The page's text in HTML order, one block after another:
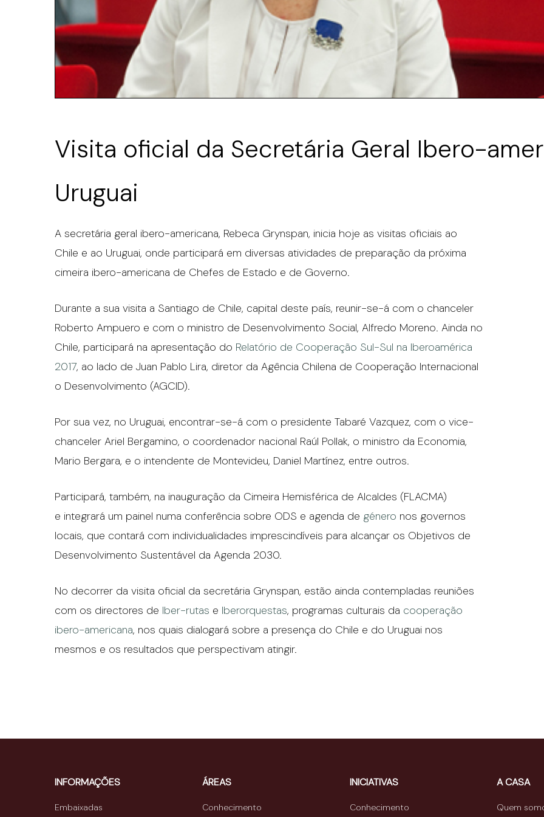
Visita oficial da Secretária Geral Ibero-
Uruguai
A secretária geral ibero-americana, Rebeca Grynspan, inicia hoje as visitas oficiais ao
Chile e ao Uruguai, onde participará em diversas atividades de preparação da próxima
cimeira ibero-americana de Chefes de Estado e de Governo.
Durante a sua visita a Santiago de Chile, capital deste país, reunir-se-á com o chanceler
Roberto Ampuero e com o ministro de Desenvolvimento Social, Alfredo Moreno. Ainda no
Chile, participará na apresentação do Relatório de Cooperação Sul-Sul na Iberoamérica
2017, ao lado de Juan Pablo Lira, diretor da Agência Chilena de Cooperação Internacional
o Desenvolvimento (AGCID).
Por sua vez, no Uruguai, encontrar-se-á com o presidente Tabaré Vazquez, com o vice-
chanceler Ariel Bergamino, o coordenador nacional Raúl Pollak, o ministro da Economia,
Mario Bergara, e o intendente de Montevideu, Daniel Martínez, entre outros.
Participará, também, na inauguração da Cimeira Hemisférica de Alcaldes (FLACMA)
e integrará um painel numa conferência sobre ODS e agenda de género nos governos
locais, que contará com individualidades imprescindíveis para alcançar os Objetivos de
Desenvolvimento Sustentável da Agenda 2030.
No decorrer da visita oficial da secretária Grynspan, estão ainda contempladas reuniões
com os directores de Iber-rutas e Iberorquestas, programas culturais da cooperação
ibero-americana, nos quais dialogará sobre a presença do Chile e do Uruguai nos
mesmos e os resultados que perspectivam atingir.
INFORMAÇÕES
Embaixadas
ÁREAS
Conhecimento
INICIATIVAS
Conhecimento
A CASA
Quem